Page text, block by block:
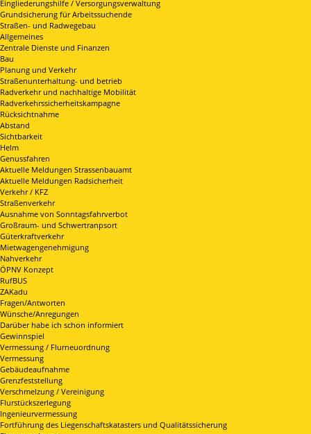
Eingliederungshilfe / Versorgungsverwaltung
Grundsicherung für Arbeitssuchende
Straßen- und Radwegebau
Allgemeines
Zentrale Dienste und Finanzen
Bau
Planung und Verkehr
Straßenunterhaltung- und betrieb
Radverkehr und nachhaltige Mobilität
Radverkehrssicherheitskampagne
Rücksichtnahme
Abstand
Sichtbarkeit
Helm
Genussfahren
Aktuelle Meldungen Strassenbauamt
Aktuelle Meldungen Radsicherheit
Verkehr / KFZ
Straßenverkehr
Ausnahme von Sonntagsfahrverbot
Großraum- und Schwertranpsort
Güterkraftverkehr
Mietwagengenehmigung
Nahverkehr
ÖPNV Konzept
RufBUS
ZAKadu
Fragen/Antworten
Wünsche/Anregungen
Darüber habe ich schon informiert
Gewinnspiel
Vermessung / Flurneuordnung
Vermessung
Gebäudeaufnahme
Grenzfeststellung
Verschmelzung / Vereinigung
Flurstückszerlegung
Ingenieurvermessung
Fortführung des Liegenschaftskatasters und Qualitätssicherung